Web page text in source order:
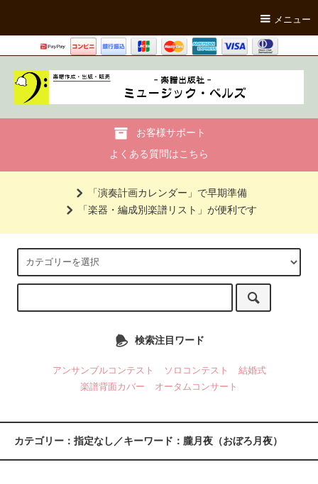
メニュー
お客様サポート
よくある質問はこちら
「演奏計画カレンダー」で早期準備
「楽器・編成別楽譜リスト」が便利です
検索注目ワード
アンサンブルコンテスト ソロコンテスト
結婚式
楽譜背面カバー
オータムコンサート
カテゴリー：指定なし／キーワード：朧月夜（おぼろ月夜）